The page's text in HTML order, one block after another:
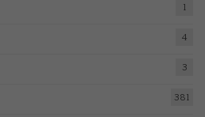
1
4
3
381